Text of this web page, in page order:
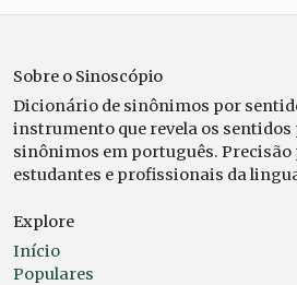
Sobre o Sinoscópio
Dicionário de sinônimos por
instrumento que revela os sentidos
sinônimos em português.
estudantes e profissionais da
Explore
Início
Populares